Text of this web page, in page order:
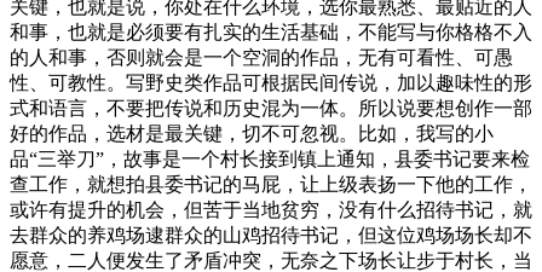
关键，也就是说，你处在什么环境，选你最熟悉、最贴近的人
和事，也就是必须要有扎实的生活基础，不能写与你格格不入
的人和事，否则就会是一个空洞的作品，无有可看性、可愚
性、可教性。写野史类作品可根据民间传说，加以趣味性的形
式和语言，不要把传说和历史混为一体。所以说要想创作一部
好的作品，选材是最关键，切不可忽视。比如，我写的小
品“三举刀”，故事是一个村长接到镇上通知，县委书记要来检
查工作，就想拍县委书记的马屁，让上级表扬一下他的工作，
或许有提升的机会，但苦于当地贫穷，没有什么招待书记，就
去群众的养鸡场逮群众的山鸡招待书记，但这位鸡场场长却不
愿意，二人便发生了矛盾冲突，无奈之下场长让步于村长，当